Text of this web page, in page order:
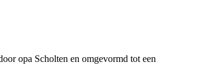
opa Scholten en omgevormd tot een